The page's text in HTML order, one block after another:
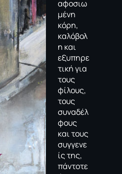
αφοσιω
μένη
κόρη,
καλόβολ
η και
εξυπηρε
τική για
τους
φίλους,
τους
συναδέλ
φους
και τους
συγγενε
ίς της,
πάντοτε